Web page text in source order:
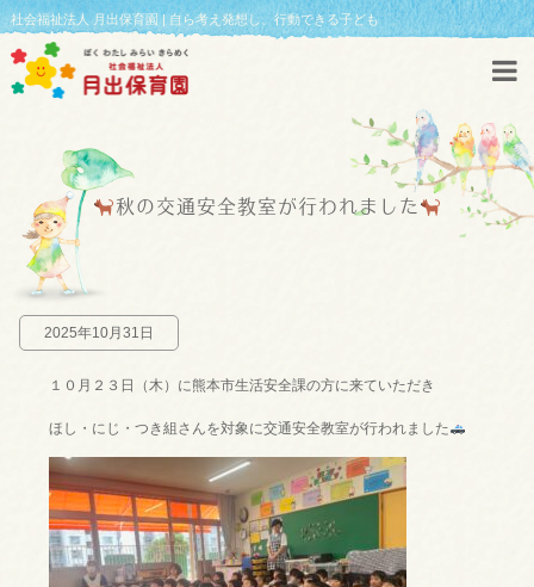
社会福祉法人 月出保育園 | 自ら考え発想し、行動できる子ども
秋の交通安全教室が行われました
2025年10月31日
１０月２３日（木）に熊本市生活安全課の方に来ていただき
ほし・にじ・つき組さんを対象に交通安全教室が行われました